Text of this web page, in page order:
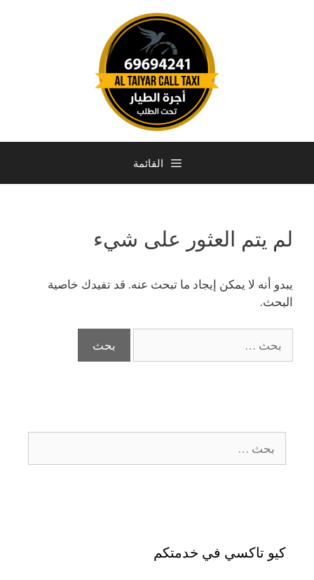
القائمة
لم يتم العثور على شيء
يبدو أنه لا يمكن إيجاد ما تبحث عنه. قد تفيدك خاصية
البحث.
كيو تاكسي في خدمتكم